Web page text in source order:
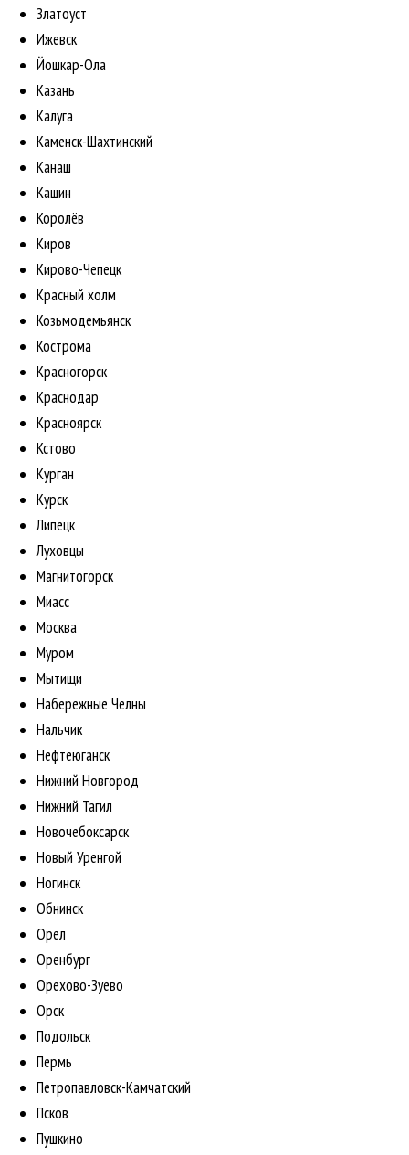
Златоуст
Ижевск
Йошкар-Ола
Казань
Калуга
Каменск-Шахтинский
Канаш
Кашин
Королёв
Киров
Кирово-Чепецк
Красный холм
Козьмодемьянск
Кострома
Красногорск
Краснодар
Красноярск
Кстово
Курган
Курск
Липецк
Луховцы
Магнитогорск
Миасс
Москва
Муром
Мытищи
Набережные Челны
Нальчик
Нефтеюганск
Нижний Новгород
Нижний Тагил
Новочебоксарск
Новый Уренгой
Ногинск
Обнинск
Орел
Оренбург
Орехово-Зуево
Орск
Подольск
Пермь
Петропавловск-Камчатский
Псков
Пушкино